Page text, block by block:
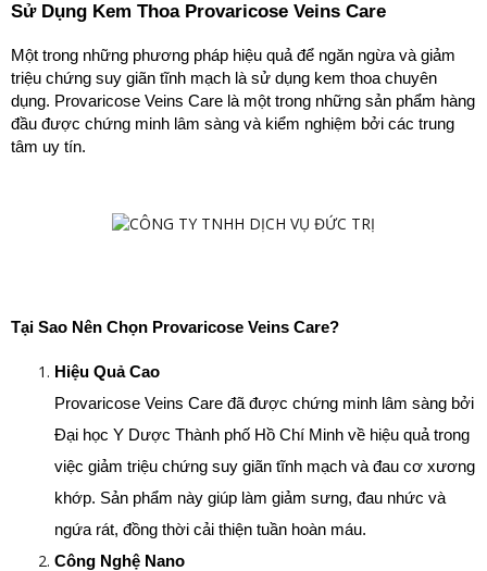
Sử Dụng Kem Thoa Provaricose Veins Care
Một trong những phương pháp hiệu quả để ngăn ngừa và giảm
triệu chứng suy giãn tĩnh mạch là sử dụng kem thoa chuyên
dụng. Provaricose Veins Care là một trong những sản phẩm hàng
đầu được chứng minh lâm sàng và kiểm nghiệm bởi các trung
tâm uy tín.
Tại Sao Nên Chọn Provaricose Veins Care?
Hiệu Quả Cao
Provaricose Veins Care đã được chứng minh lâm sàng bởi
Đại học Y Dược Thành phố Hồ Chí Minh về hiệu quả trong
việc giảm triệu chứng suy giãn tĩnh mạch và đau cơ xương
khớp. Sản phẩm này giúp làm giảm sưng, đau nhức và
ngứa rát, đồng thời cải thiện tuần hoàn máu.
Công Nghệ Nano